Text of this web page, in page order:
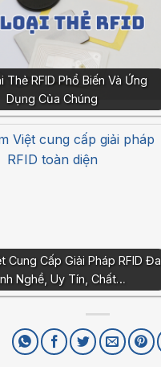
Thẻ RFID Phổ Biến Và Ứng
Dụng Của Chúng
Cung Cấp Giải Pháp RFID Đa
Nghề, Uy Tín, Chất…